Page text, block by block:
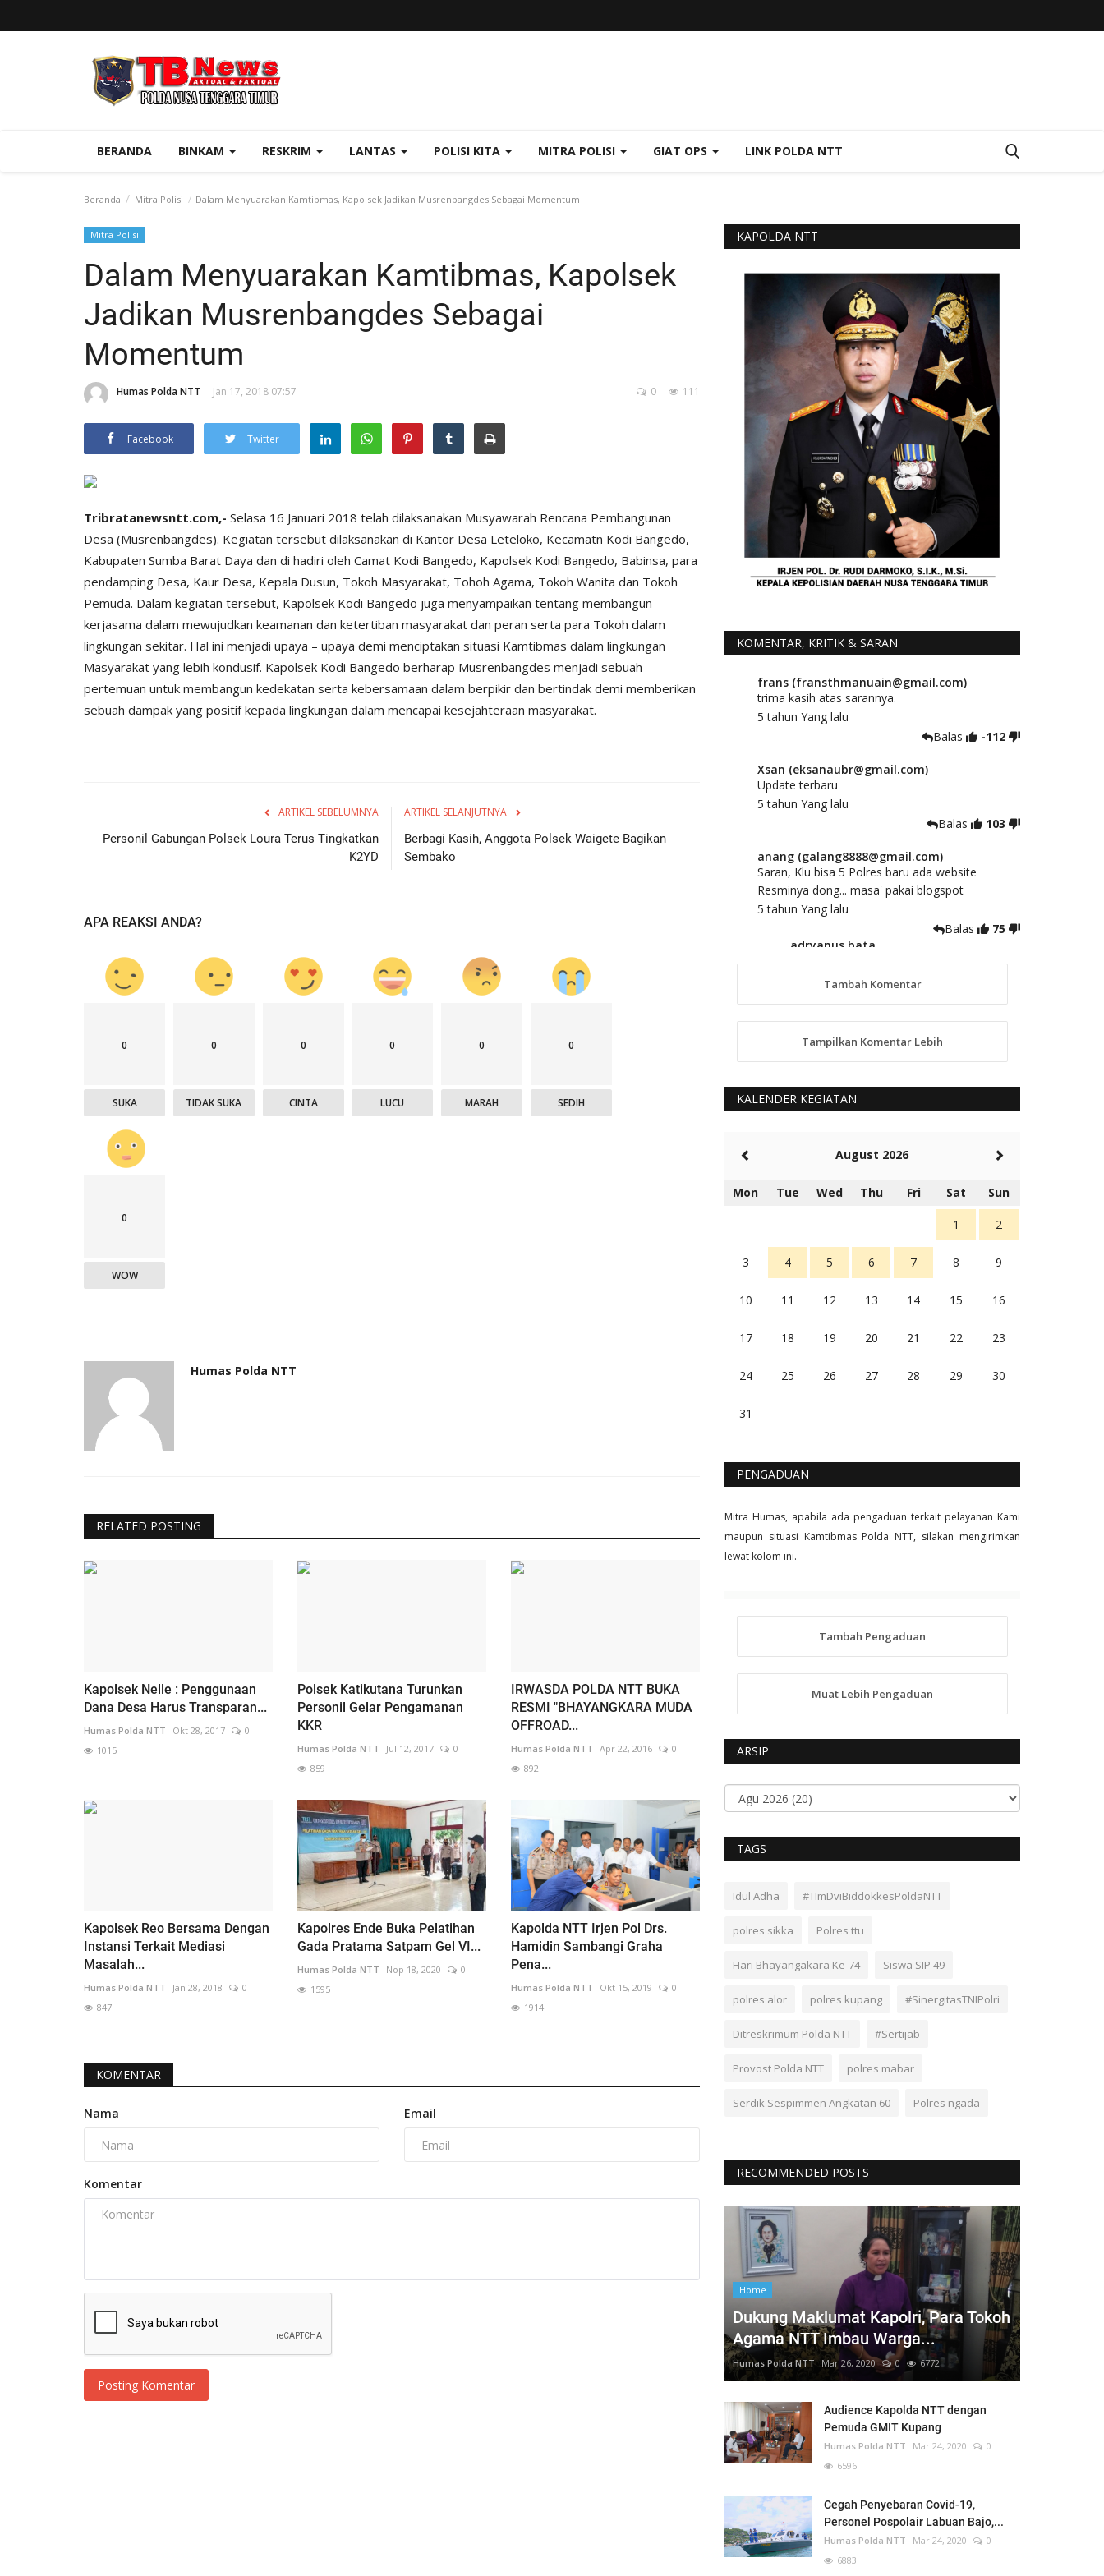
BERANDA BINKAM RESKRIM LANTAS POLISI KITA MITRA POLISI GIAT OPS LINK POLDA NTT
Beranda Mitra Polisi Dalam Menyuarakan Kamtibmas, Kapolsek Jadikan Musrenbangdes Sebagai Momentum
Mitra Polisi
Dalam Menyuarakan Kamtibmas, Kapolsek
Jadikan Musrenbangdes Sebagai
Momentum
Humas Polda NTT Jan 17, 2018 07:57 111
0
Facebook Twitter
Tribratanewsntt.com,- Selasa 16 Januari 2018 telah dilaksanakan Musyawarah Rencana Pembangunan
Desa (Musrenbangdes). Kegiatan tersebut dilaksanakan di Kantor Desa Leteloko, Kecamatn Kodi Bangedo,
Kabupaten Sumba Barat Daya dan di hadiri oleh Camat Kodi Bangedo, Kapolsek Kodi Bangedo, Babinsa, para
pendamping Desa, Kaur Desa, Kepala Dusun, Tokoh Masyarakat, Tohoh Agama, Tokoh Wanita dan Tokoh
Pemuda. Dalam kegiatan tersebut, Kapolsek Kodi Bangedo juga menyampaikan tentang membangun
kerjasama dalam mewujudkan keamanan dan ketertiban masyarakat dan peran serta para Tokoh dalam
lingkungan sekitar. Hal ini menjadi upaya – upaya demi menciptakan situasi Kamtibmas dalam lingkungan
Masyarakat yang lebih kondusif. Kapolsek Kodi Bangedo berharap Musrenbangdes menjadi sebuah
pertemuan untuk membangun kedekatan serta kebersamaan dalam berpikir dan bertindak demi memberikan
sebuah dampak yang positif kepada lingkungan dalam mencapai kesejahteraan masyarakat.
ARTIKEL SEBELUMNYA
Personil Gabungan Polsek Loura Terus Tingkatkan
K2YD
ARTIKEL SELANJUTNYA
Berbagi Kasih, Anggota Polsek Waigete Bagikan
Sembako
APA REAKSI ANDA?
0
SUKA
0
TIDAK SUKA
0
CINTA
0
LUCU
0
MARAH
0
SEDIH
0
WOW
Humas Polda NTT
RELATED POSTING
Kapolsek Nelle : Penggunaan
Dana Desa Harus Transparan...
Humas Polda NTT Okt 28, 2017
0
1015
Polsek Katikutana Turunkan
Personil Gelar Pengamanan
KKR
Humas Polda NTT Jul 12, 2017
0
859
IRWASDA POLDA NTT BUKA
RESMI "BHAYANGKARA MUDA
OFFROAD...
Humas Polda NTT Apr 22, 2016
0
892
Kapolsek Reo Bersama Dengan
Instansi Terkait Mediasi
Masalah...
Humas Polda NTT Jan 28, 2018
0
847
Kapolres Ende Buka Pelatihan
Gada Pratama Satpam Gel VI...
Humas Polda NTT Nop 18, 2020
0
1595
Kapolda NTT Irjen Pol Drs.
Hamidin Sambangi Graha
Pena...
Humas Polda NTT Okt 15, 2019
0
1914
KOMENTAR
Nama Email
Komentar
Posting Komentar
KAPOLDA NTT
KOMENTAR, KRITIK & SARAN
frans (fransthmanuain@gmail.com)
trima kasih atas sarannya.
5 tahun Yang lalu
Balas
-112
Xsan (eksanaubr@gmail.com)
Update terbaru
5 tahun Yang lalu
Balas
103
anang (galang8888@gmail.com)
Saran, Klu bisa 5 Polres baru ada website
Resminya dong... masa' pakai blogspot
5 tahun Yang lalu
Balas
75
adryanus bata
kami tindaklanjuti
5 tahun Yang lalu
88
anggy (anakkaos@gmail.com)
Sumba Barat Aman, Trmksih Pak Polisi
5 tahun Yang lalu
Rambu (rambu03@gmail.com)
5 tahun Yang lalu
Balas
16
Tambah Komentar
Tampilkan Komentar Lebih
KALENDER KEGIATAN
August 2026
Mon Tue Wed Thu Fri Sat Sun
1 2
3 4 5 6 7 8 9
10 11 12 13 14 15 16
17 18 19 20 21 22 23
24 25 26 27 28 29 30
31
PENGADUAN
Mitra Humas, apabila ada pengaduan terkait pelayanan Kami
maupun situasi Kamtibmas Polda NTT, silakan mengirimkan
lewat kolom ini.
Tambah Pengaduan
Muat Lebih Pengaduan
ARSIP
TAGS
Idul Adha #TImDviBiddokkesPoldaNTT
polres sikka Polres ttu
Hari Bhayangakara Ke-74 Siswa SIP 49
polres alor polres kupang #SinergitasTNIPolri
Ditreskrimum Polda NTT #Sertijab
Provost Polda NTT polres mabar
Serdik Sespimmen Angkatan 60 Polres ngada
RECOMMENDED POSTS
Home
Dukung Maklumat Kapolri, Para Tokoh
Agama NTT Imbau Warga...
Humas Polda NTT Mar 26, 2020 0 6772
Audience Kapolda NTT dengan
Pemuda GMIT Kupang
Humas Polda NTT Mar 24, 2020
0
6596
Cegah Penyebaran Covid-19,
Personel Pospolair Labuan Bajo,...
Humas Polda NTT Mar 24, 2020
0
6883